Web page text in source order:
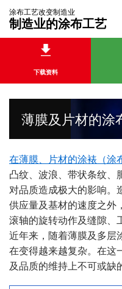
涂布工艺改变制造业
制造业的涂布工艺
下载资料
薄膜及片材的涂
在薄膜、片材的涂裱（涂
凸纹、波浪、带状条纹、
对品质造成极大的影响。
供应量及基材的速度之外
滚轴的旋转动作及缝隙、
近年来，随着薄膜及多层
在变得越来越复杂。在这
及品质的维持上不可或缺